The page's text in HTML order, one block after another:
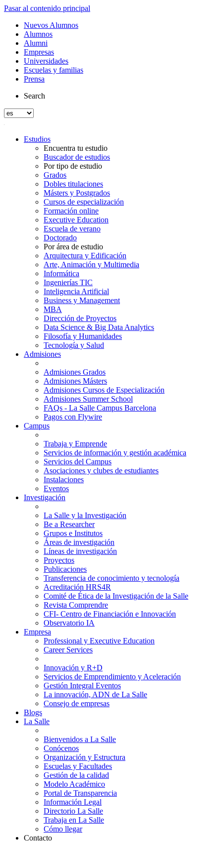
Pasar al contenido principal
Nuevos Alumnos
Alumnos
Alumni
Empresas
Universidades
Escuelas y familias
Prensa
Search
Estudios
Encuentra tu estudio
Buscador de estudios
Por tipo de estudio
Grados
Dobles titulaciones
Másters y Postgrados
Cursos de especialización
Formación online
Executive Education
Escuela de verano
Doctorado
Por área de estudio
Arquitectura y Edificación
Arte, Animación y Multimedia
Informática
Ingenierías TIC
Inteligencia Artificial
Business y Management
MBA
Dirección de Proyectos
Data Science & Big Data Analytics
Filosofía y Humanidades
Tecnología y Salud
Admisiones
Admisiones Grados
Admisiones Másters
Admisiones Cursos de Especialización
Admisiones Summer School
FAQs - La Salle Campus Barcelona
Pagos con Flywire
Campus
Trabaja y Emprende
Servicios de información y gestión académica
Servicios del Campus
Asociaciones y clubes de estudiantes
Instalaciones
Eventos
Investigación
La Salle y la Investigación
Be a Researcher
Grupos e Institutos
Áreas de investigación
Líneas de investigación
Proyectos
Publicaciones
Transferencia de conocimiento y tecnología
Acreditación HRS4R
Comité de Ética de la Investigación de la Salle
Revista Comprendre
CFI- Centro de Financiación e Innovación
Observatorio IA
Empresa
Professional y Executive Education
Career Services
Innovación y R+D
Servicios de Emprendimiento y Aceleración
Gestión Integral Eventos
La innovación, ADN de La Salle
Consejo de empresas
Blogs
La Salle
Bienvenidos a La Salle
Conócenos
Organización y Estructura
Escuelas y Facultades
Gestión de la calidad
Modelo Académico
Portal de Transparencia
Información Legal
Directorio La Salle
Trabaja en La Salle
Cómo llegar
Contacto